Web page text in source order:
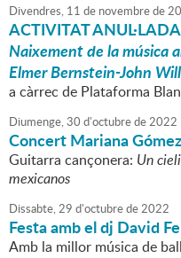
Divendres, 11 de novembrede
ACTIVITAT
Naixement de la música
Elmer Bernstein-John
a càrrec de Plataforma
Diumenge,30 d'octubrede2022
Concert Mariana Gómez
Guitarra cançonera: Un
mexicanos
Dissabte,29 d'octubrede2022
Festa amb el dj David
Amb la millor música de